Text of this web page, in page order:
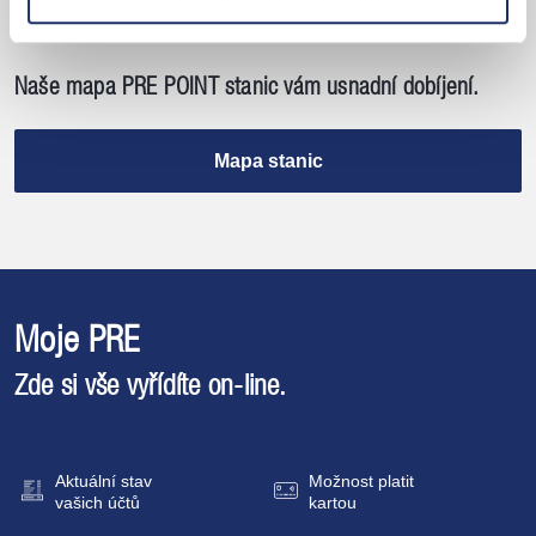
Naše mapa PRE POINT stanic vám usnadní dobíjení.
Mapa stanic
Moje PRE
Zde si vše vyřídíte on-line.
Aktuální stav
vašich účtů
Možnost platit
kartou